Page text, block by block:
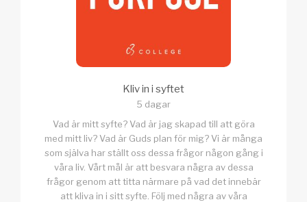
Kliv in i syftet
5 dagar
Vad är mitt syfte? Vad är jag skapad till att göra
med mitt liv? Vad är Guds plan för mig? Vi är många
som själva har ställt oss dessa frågor någon gång i
våra liv. Vårt mål är att besvara några av dessa
frågor genom att titta närmare på vad det innebär
att kliva in i sitt syfte. Följ med några av våra